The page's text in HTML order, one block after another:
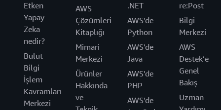
Etken
Yapay
Zeka
nedir?
Bulut
Bilgi
İşlem
Kavramları
Merkezi
AWS
Çözümleri
Kitaplığı
Mimari
Merkezi
Ürünler
Hakkında
ve
.NET
AWS'de
Python
AWS'de
Java
AWS'de
PHP
AWS'de
re:Post
Bilgi
Merkezi
AWS
Destek’e
Genel
Bakış
Uzman